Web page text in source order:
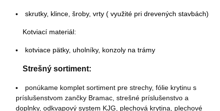
skrutky, klince, šroby, vrty ( využité pri drevených stavbách)
Kotviací materiál:
kotviace pätky, uholníky, konzoly na trámy
Strešný sortiment:
ponúkame komplet sortiment pre strechy, fólie krytinu s
príslušenstvom zančky Bramac, strešné príslušenstvo a
doplnky, odkvapový system KJG, plechová krytina, plechové